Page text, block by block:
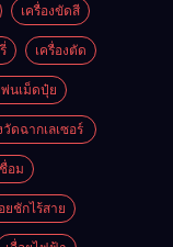
เครื่องขัดสี
เครื่องตัด
พ่นเม็ดปุ๋ย
วัดฉากเลเซอร์
อม
ยชักไร้สาย